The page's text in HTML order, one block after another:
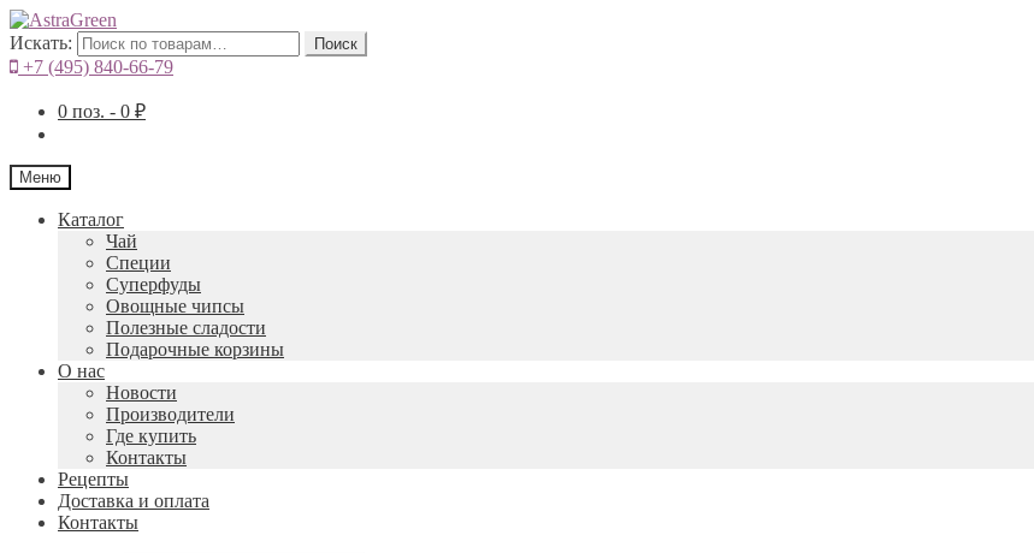
Искать: Поиск
+7 (495) 840-66-79
0 поз. - 0 ₽
Меню
Каталог
Чай
Специи
Cуперфуды
Овощные чипсы
Полезные сладости
Подарочные корзины
О нас
Новости
Производители
Где купить
Контакты
Рецепты
Доставка и оплата
Контакты